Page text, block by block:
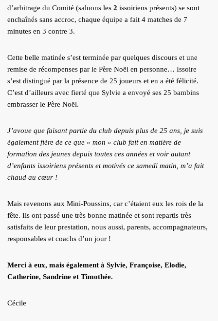
d’arbitrage du Comité (saluons les 2 issoiriens présents) se sont
enchaînés sans accroc, chaque équipe a fait 4 matches de 7
minutes en 3 contre 3.
Cette belle matinée s’est terminée par quelques discours et une
remise de récompenses par le Père Noël en personne… Issoire
s’est distingué par la présence de 25 joueurs et en a été félicité.
C’est d’ailleurs avec fierté que Sylvie a envoyé ses 25 bambins
embrasser le Père Noël.
J’avoue que faisant partie du club depuis plus de 25 ans, je suis
également fière de ce que « mon » club fait en matière de
formation des jeunes depuis toutes ces années et voir autant
d’enfants issoiriens présents et motivés ce samedi matin, m’a fait
chaud au cœur !
Mais revenons aux Mini-Poussins, car c’étaient eux les rois de la
fête. Ils ont passé une très bonne matinée et sont repartis très
satisfaits de leur prestation, nous aussi, parents, accompagnateurs,
responsables et coachs d’un jour !
Merci à eux, mais également à Sylvie, Françoise, Elodie,
Catherine, Sandrine et Timothée.
Cécile